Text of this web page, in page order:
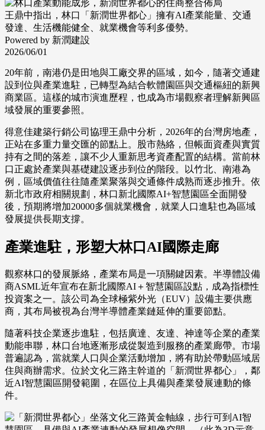
王鼎中指出，林口「新潤世界都心」擁有AI產業能量、交通
發達、生活機能健全、就業機會等利多優勢。
Powered by 新潤建設
2026/06/01
20年前，南港仍是田地與工廠交界的區域，如今，隨著交通建
設到位與產業進駐，已轉型為結合軟體園區與交通樞紐的新興
商業區。這樣的城市演進歷程，也成為市場觀察者理解新興區
域發展的重要參照。
得意佳建築行銷公司協理王鼎中分析，2026年的台灣房地產，
正站在多重力量交匯的節點上。股市熱絡，但帳面資產與實質
持有之間的落差，讓不少人重新思考資產配置的結構。當前林
口正處於產業與基礎建設逐步到位的階段。以竹北、南港為
例，區域價值往往隨產業聚落與交通條件成熟而逐步推升。依
新北市政府相關規劃，林口新北國際AI+智慧園區全面開發
後，預期將增加20000多個就業機會，就業人口進駐也為區域
發展提供長期支撐。
產業進駐，形塑大林口AI國際走廊
觀察林口的發展脈絡，產業布局是一項關鍵因素。半導體設備
商ASML近年宣布在新北國際AI＋智慧園區設點，成為指標性
投資案之一。該公司為全球極紫外光（EUV）設備主要供應
商，其布局被視為台灣半導體產業鏈延伸的重要節點。
隨著科技企業逐步進駐，包括廣達、友達、神達等企業的產業
動能串聯，林口台地逐漸形成從製造到服務的產業廊帶。市場
普遍認為，當就業人口與企業活動增加，將有助於帶動區域居
住與商辦需求。位於文化三路主幹道的「新潤世界都心」，鄰
近AI智慧園區開發範圍，在區位上具備與產業發展連動的條
件。